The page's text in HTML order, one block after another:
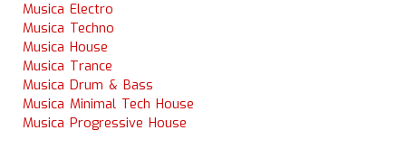
Musica Electro
Musica Techno
Musica House
Musica Trance
Musica Drum & Bass
Musica Minimal Tech House
Musica Progressive House